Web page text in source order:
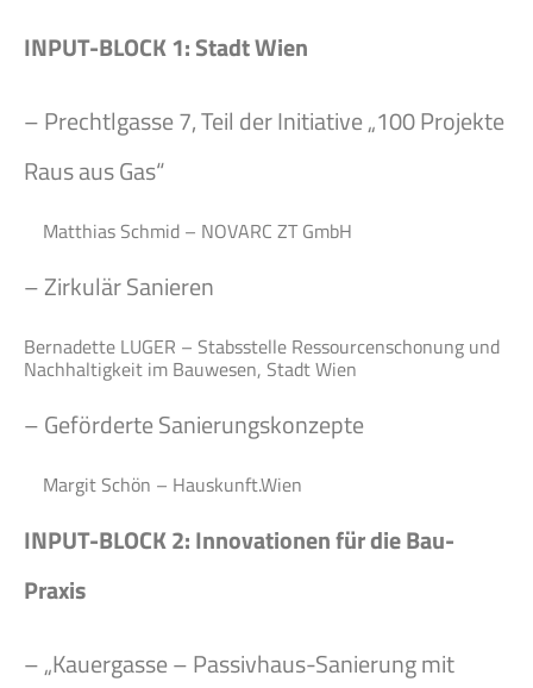
INPUT-BLOCK 1: Stadt Wien
– Prechtlgasse 7, Teil der Initiative „100 Projekte
Raus aus Gas“
Matthias Schmid – NOVARC ZT GmbH
– Zirkulär Sanieren
Bernadette LUGER – Stabsstelle Ressourcenschonung und
Nachhaltigkeit im Bauwesen, Stadt Wien
– Geförderte Sanierungskonzepte
Margit Schön – Hauskunft.Wien
INPUT-BLOCK 2: Innovationen für die Bau-
Praxis
– „Kauergasse – Passivhaus-Sanierung mit